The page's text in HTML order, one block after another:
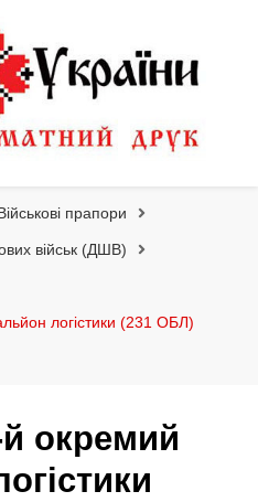
прапори
військ (ДШВ)
логістики (231 ОБЛ)
окремий